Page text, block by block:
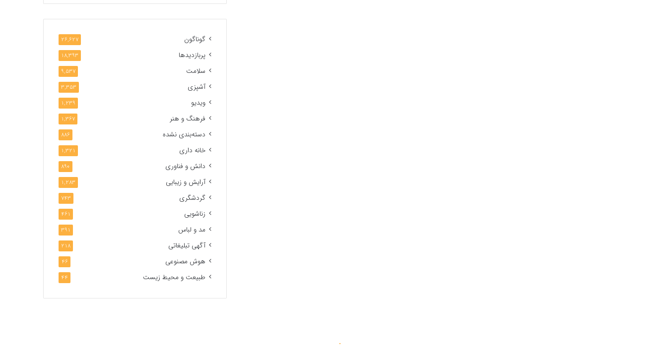
گوناگون 26,627
پربازدیدها 18,393
سلامت 9,537
آشپزی 3,353
ویدیو 1,239
فرهنگ و هنر 1,367
دسته‌بندی نشده 886
خانه داری 1,321
دانش و فناوری 890
آرایش و زیبایی 1,283
گردشگری 743
زناشویی 461
مد و لباس 391
آگهی تبلیغاتی 218
هوش مصنوعی 46
طبیعت و محیط زیست 44